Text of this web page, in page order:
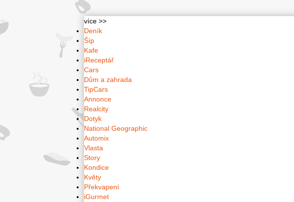
více >>
Deník
Šíp
Kafe
iReceptář
Cars
Dům a zahrada
TipCars
Annonce
Realcity
Dotyk
National Geographic
Automix
Vlasta
Story
Kondice
Květy
Překvapení
iGurmet